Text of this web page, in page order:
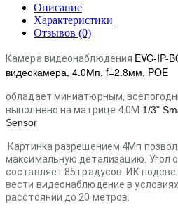
Описание
Характеристики
Отзывов (0)
Камера видеонаблюдения EVC-IP-
видеокамера, 4.0Мп, f=2.8мм, POE
обладает миниатюрным,
выполнено на матрице 4.0M 1/3"
Sensor
Картинка разрешением 4Мп
максимальную детализацию. Угол
составляет 85 градусов. ИК
вести видеонаблюдение в
расстоянии до 20 метров.